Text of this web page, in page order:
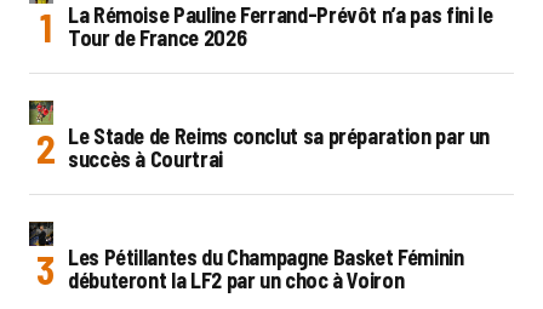
La Rémoise Pauline Ferrand-Prévôt n’a pas fini le
Tour de France 2026
Le Stade de Reims conclut sa préparation par un
succès à Courtrai
Les Pétillantes du Champagne Basket Féminin
débuteront la LF2 par un choc à Voiron